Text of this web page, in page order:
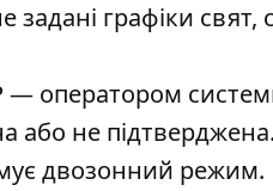
задані графіки свят,
оператором
або не підтверджена.
двозонний режим.